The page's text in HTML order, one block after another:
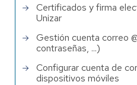
Certificados y firma
Unizar
Gestión cuenta correo
contraseñas, ...)
Configurar cuenta de
dispositivos móviles